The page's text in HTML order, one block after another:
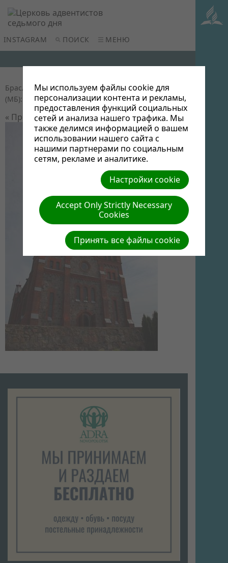
INSTAGRAM ПОИСК МЕНЮ
Браслав 2015| Автор: Виктор Админ | Размер
(МБ): 0.1 |Скачать| Просмотров: 0
« Предыдущий Следующий »
Мы используем файлы cookie для
персонализации контента и рекламы,
предоставления функций социальных
сетей и анализа нашего трафика. Мы
также делимся информацией о вашем
использовании нашего сайта с
нашими партнерами по социальным
сетям, рекламе и аналитике.
Настройки cookie
Accept Only Strictly Necessary
Cookies
Принять все файлы cookie